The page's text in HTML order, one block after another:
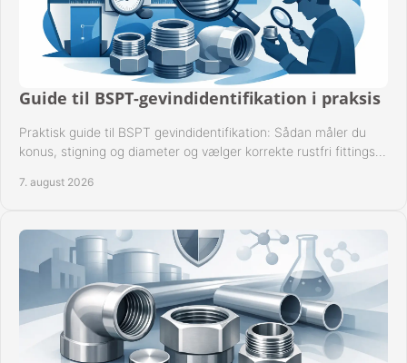
Guide til BSPT-gevindidentifikation i praksis
Praktisk guide til BSPT gevindidentifikation: Sådan måler du
konus, stigning og diameter og vælger korrekte rustfri fittings
7. august 2026